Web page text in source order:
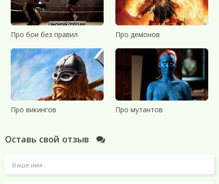
Про бои без правил Про демонов
Про викингов Про мутантов
Оставь свой отзыв